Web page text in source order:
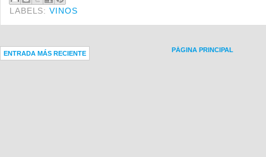
LABELS:VINOS
ENTRADA MÁS RECIENTE PÁGINA PRINCIPAL